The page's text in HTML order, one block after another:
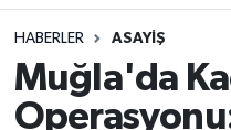
HABERLER ASAYIŞ
Muğla'da
Asayiş
Eğitim
Muğla Namaz
Muğla Trafik